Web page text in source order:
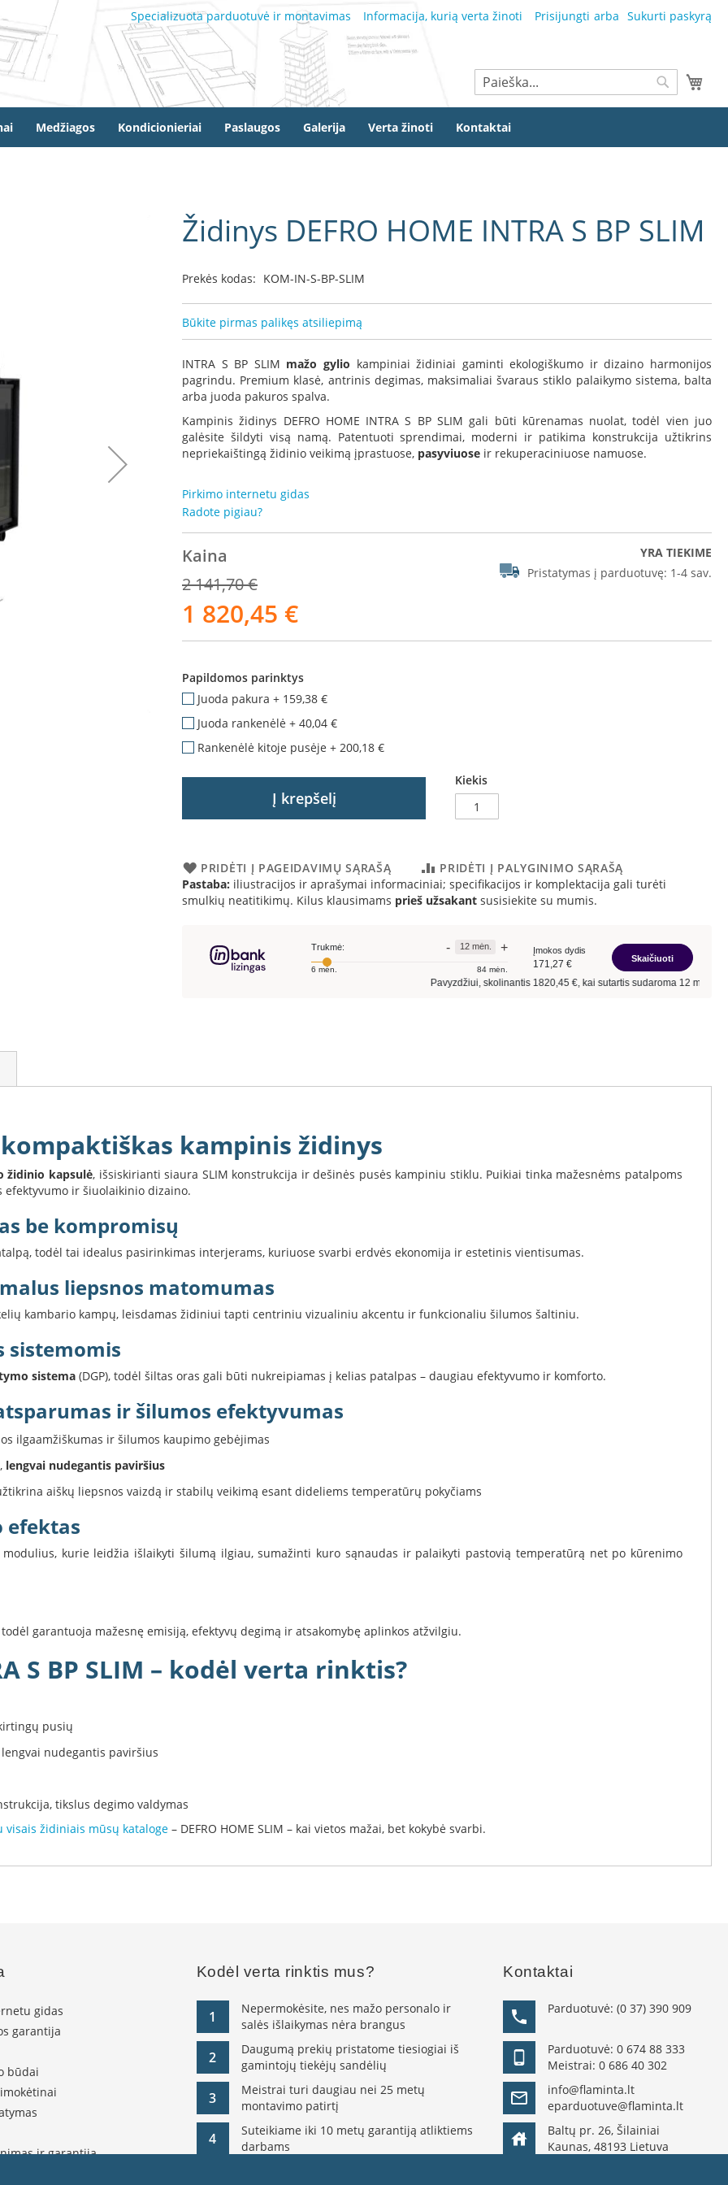
Specializuota parduotuvė ir montavimas Informacija, kurią verta žinoti Prisijungti Sukurti paskyrą
Ieškoti
Ieškoti
Medžiagos Kondicionieriai Paslaugos Galerija Verta žinoti Kontaktai
Židinys DEFRO HOME INTRA S BP SLIM
Prekės kodas: KOM-IN-S-BP-SLIM
Būkite pirmas palikęs atsiliepimą
INTRA S BP SLIM mažo gylio kampiniai židiniai gaminti ekologiškumo ir dizaino harmonijos
pagrindu. Premium klasė, antrinis degimas, maksimaliai švaraus stiklo palaikymo sistema, balta
arba juoda pakuros spalva.
Kampinis židinys DEFRO HOME INTRA S BP SLIM gali būti kūrenamas nuolat, todėl vien juo
galėsite šildyti visą namą. Patentuoti sprendimai, moderni ir patikima konstrukcija užtikrins
nepriekaištingą židinio veikimą įprastuose, pasyviuose ir rekuperaciniuose namuose.
Pirkimo internetu gidas
Radote pigiau?
Kaina
2 141,70 €
Akcija
1 820,45 €
YRA TIEKIME
Pristatymas į parduotuvę: 1-4 sav.
Papildomos parinktys
Juoda pakura + 159,38 €
Juoda rankenėlė + 40,04 €
Rankenėlė kitoje pusėje + 200,18 €
Kiekis
Į krepšelį
PRIDĖTI Į PAGEIDAVIMŲ SĄRAŠĄ
PRIDĖTI Į PALYGINIMO SĄRAŠĄ
Pastaba: iliustracijos ir aprašymai informaciniai; specifikacijos ir komplektacija gali turėti
smulkių neatitikimų. Kilus klausimams prieš užsakant susisiekite su mumis.
kompaktiškas kampinis židinys
židinio kapsulė, išsiskirianti siaura SLIM konstrukcija ir dešinės pusės kampiniu stiklu. Puikiai tinka mažesnėms patalpoms
ir šiuolaikinio dizaino.
be kompromisų
todėl tai idealus pasirinkimas interjerams, kuriuose svarbi erdvės ekonomija ir estetinis vientisumas.
liepsnos matomumas
kambario kampų, leisdamas židiniui tapti centriniu vizualiniu akcentu ir funkcionaliu šilumos šaltiniu.
sistemomis
sistema (DGP), todėl šiltas oras gali būti nukreipiamas į kelias patalpas – daugiau efektyvumo ir komforto.
ir šilumos efektyvumas
ilgaamžiškumas ir šilumos kaupimo gebėjimas
lengvai nudegantis paviršius
aiškų liepsnos vaizdą ir stabilų veikimą esant dideliems temperatūrų pokyčiams
efektas
kurie leidžia išlaikyti šilumą ilgiau, sumažinti kuro sąnaudas ir palaikyti pastovią temperatūrą net po kūrenimo
garantuoja mažesnę emisiją, efektyvų degimą ir atsakomybę aplinkos atžvilgiu.
S BP SLIM – kodėl verta rinktis?
pusių
nudegantis paviršius
tikslus degimo valdymas
visais židiniais mūsų kataloge – DEFRO HOME SLIM – kai vietos mažai, bet kokybė svarbi.
gidas
garantija
būdai
ir garantija
Kodėl verta rinktis mus?
1
Nepermokėsite, nes mažo personalo ir
salės išlaikymas nėra brangus
2
Daugumą prekių pristatome tiesiogiai iš
gamintojų tiekėjų sandėlių
3
Meistrai turi daugiau nei 25 metų
montavimo patirtį
4
Suteikiame iki 10 metų garantiją atliktiems
darbams
Kontaktai
Parduotuvė:(0 37) 390 909
Parduotuvė:0 674 88 333
Meistrai:0 686 40 302
info@flaminta.lt
eparduotuve@flaminta.lt
Baltų pr. 26, Šilainiai
Kaunas, 48193 Lietuva